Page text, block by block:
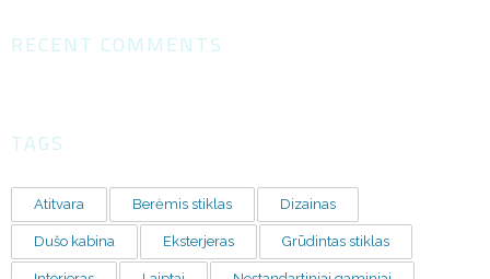
RECENT COMMENTS
TAGS
Atitvara Berėmis stiklas Dizainas
Dušo kabina Eksterjeras Grūdintas stiklas